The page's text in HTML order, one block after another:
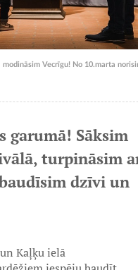
Vecrīgu! No 10.marta
garumā! Sāksim
turpināsim
dzīvi un
Kaļķu ielā